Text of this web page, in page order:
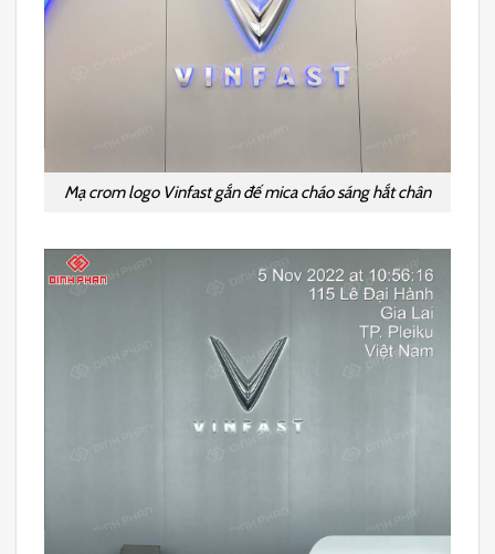
Mạ crom logo Vinfast gắn đế mica cháo sáng hắt chân